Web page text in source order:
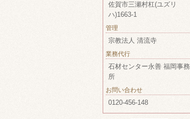
佐賀市三瀬村杠(ユズリ
ハ)1663-1
管理
宗教法人 清流寺
業務代行
石材センター永善 福岡事務
所
お問い合わせ
0120-456-148